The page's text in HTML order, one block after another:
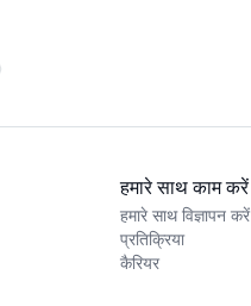
हमारे साथ काम करें
हमारे साथ विज्ञापन करें
प्रतिक्रिया
कैरियर